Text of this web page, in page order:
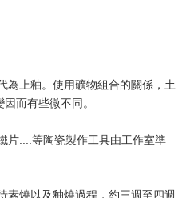
上釉。使用礦物組合的關係，土
而有些微不同。
....等陶瓷製作工具由工作室準
燒以及釉燒過程，約三週至四週